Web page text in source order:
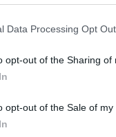
Data Processing Opt
opt-out of the Sharing of
opt-out of the Sale of my